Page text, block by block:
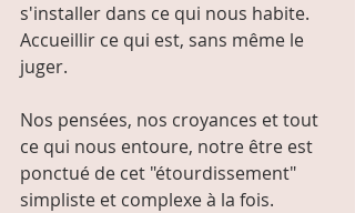
s'installer dans ce qui nous habite.
Accueillir ce qui est, sans même le
juger.
Nos pensées, nos croyances et tout
ce qui nous entoure, notre être est
ponctué de cet "étourdissement"
simpliste et complexe à la fois.